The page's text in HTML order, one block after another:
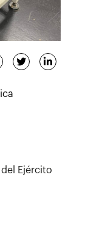
Ejército